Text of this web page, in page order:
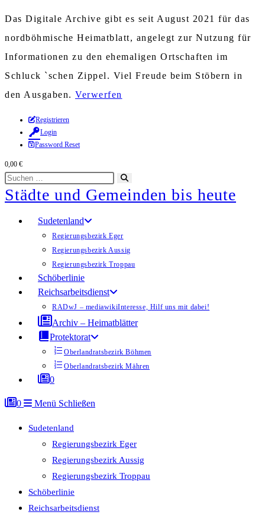
Das Digitale Archive gibt es seit August 2021 für das
nordböhmische Heimatblatt, angelegt zur Nutzung für
Informationen zu den ehemaligen Ortschaften im
Schluck `schen Zippel. Viel Freude beim Stöbern in
den Ausgaben. Verwerfen
Zum
Inhalt
springen
Registrieren
Login
Password Reset
0,00 €
Diese
Website
durchsuchen
starten
Städte und Gemeinden bis heute
Sudetenland
Regierungsbezirk Eger
Regierungsbezirk Aussig
Regierungsbezirk Troppau
Schöberlinie
Reichsarbeitsdienst
RADwJ – mediawikiInteresse, Hilf uns mit dabei!
Archiv – Heimatblätter
Protektorat
Oberlandratsbezirk Böhmen
Oberlandratsbezirk Mähren
0
0 Menü Schließen
Sudetenland
Regierungsbezirk Eger
Regierungsbezirk Aussig
Regierungsbezirk Troppau
Schöberlinie
Reichsarbeitsdienst